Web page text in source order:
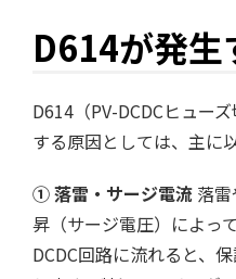
D614が発生
D614（PV-DCDCヒュー
する原因としては、主に
① 落雷・サージ電流 落
昇（サージ電圧）によっ
DCDC回路に流れると、